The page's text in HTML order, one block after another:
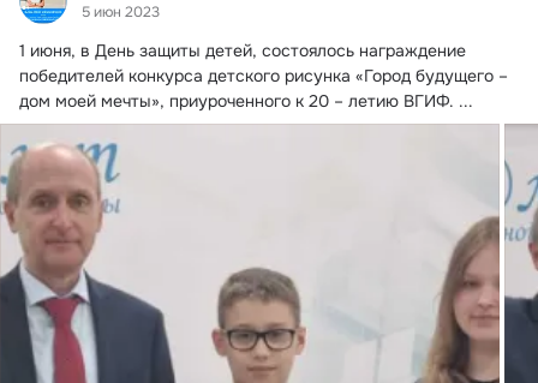
5 июн 2023
1 июня, в День защиты детей, состоялось награждение
победителей конкурса детского рисунка «Город будущего –
дом моей мечты», приуроченного к 20 – летию ВГИФ. ...